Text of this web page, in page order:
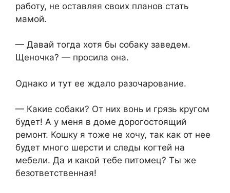
работу, не оставляя своих планов стать
мамой.
— Давай тогда хотя бы собаку заведем.
Щеночка? — просила она.
Однако и тут ее ждало разочарование.
— Какие собаки? От них вонь и грязь кругом
будет! А у меня в доме дорогостоящий
ремонт. Кошку я тоже не хочу, так как от нее
будет много шерсти и следы когтей на
мебели. Да и какой тебе питомец? Ты же
безответственная!